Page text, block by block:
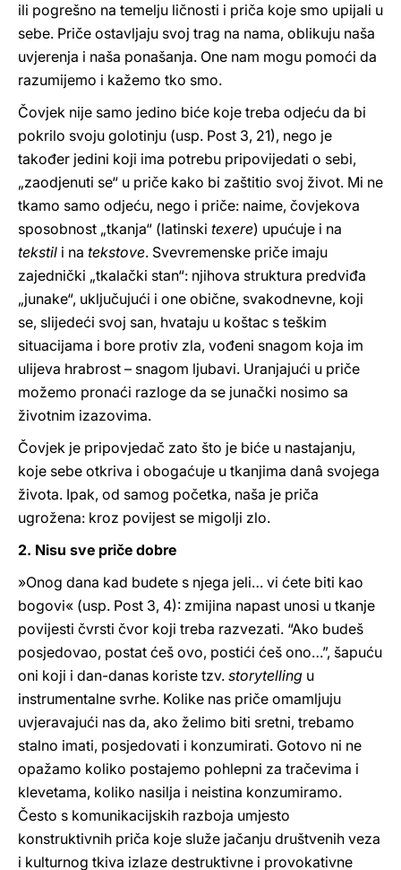
ili pogrešno na temelju ličnosti i priča koje smo upijali u
sebe. Priče ostavljaju svoj trag na nama, oblikuju naša
uvjerenja i naša ponašanja. One nam mogu pomoći da
razumijemo i kažemo tko smo.
Čovjek nije samo jedino biće koje treba odjeću da bi
pokrilo svoju golotinju (usp. Post 3, 21), nego je
također jedini koji ima potrebu pripovijedati o sebi,
„zaodjenuti se“ u priče kako bi zaštitio svoj život. Mi ne
tkamo samo odjeću, nego i priče: naime, čovjekova
sposobnost „tkanja“ (latinski texere) upućuje i na
tekstil i na tekstove. Svevremenske priče imaju
zajednički „tkalački stan“: njihova struktura predviđa
„junake“, uključujući i one obične, svakodnevne, koji
se, slijedeći svoj san, hvataju u koštac s teškim
situacijama i bore protiv zla, vođeni snagom koja im
ulijeva hrabrost – snagom ljubavi. Uranjajući u priče
možemo pronaći razloge da se junački nosimo sa
životnim izazovima.
Čovjek je pripovjedač zato što je biće u nastajanju,
koje sebe otkriva i obogaćuje u tkanjima danâ svojega
života. Ipak, od samog početka, naša je priča
ugrožena: kroz povijest se migolji zlo.
2. Nisu sve priče dobre
»Onog dana kad budete s njega jeli… vi ćete biti kao
bogovi« (usp. Post 3, 4): zmijina napast unosi u tkanje
povijesti čvrsti čvor koji treba razvezati. “Ako budeš
posjedovao, postat ćeš ovo, postići ćeš ono…”, šapuću
oni koji i dan-danas koriste tzv. storytelling u
instrumentalne svrhe. Kolike nas priče omamljuju
uvjeravajući nas da, ako želimo biti sretni, trebamo
stalno imati, posjedovati i konzumirati. Gotovo ni ne
opažamo koliko postajemo pohlepni za tračevima i
klevetama, koliko nasilja i neistina konzumiramo.
Često s komunikacijskih razboja umjesto
konstruktivnih priča koje služe jačanju društvenih veza
i kulturnog tkiva izlaze destruktivne i provokativne